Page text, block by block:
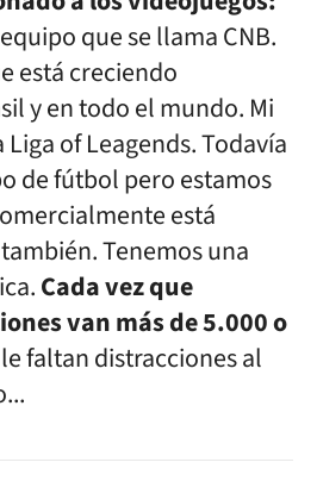
que se llama CNB.
está creciendo
y en todo el mundo. Mi
of Leagends. Todavía
de fútbol pero estamos
está
Tenemos una
Cada vez que
van más de 5.000 o
faltan distracciones al